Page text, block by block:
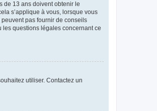
de 13 ans doivent obtenir le
s’applique à vous, lorsque vous
pas fournir de conseils
les questions légales concernant ce
utiliser. Contactez un